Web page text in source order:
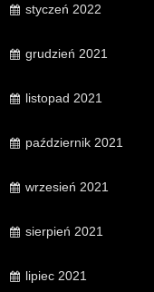
styczeń 2022
grudzień 2021
listopad 2021
październik 2021
wrzesień 2021
sierpień 2021
lipiec 2021